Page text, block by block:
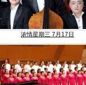
浓情星期三 7月17日